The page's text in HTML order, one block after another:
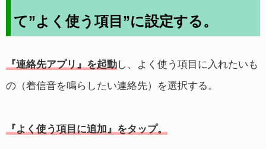
て”よく使う項目”に設定する。
『連絡先アプリ』を起動し、よく使う項目に入れたいも
の（着信音を鳴らしたい連絡先）を選択する。
『よく使う項目に追加』をタップ。